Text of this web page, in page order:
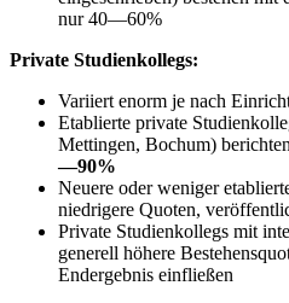
nur 40—60%
Private Studienkollegs:
Variiert enorm je nach
Etablierte private
Mettingen, Bochum)
—90%
Neuere oder weniger
niedrigere Quoten,
Private Studienkollegs mit
generell höhere
Endergebnis einfließen